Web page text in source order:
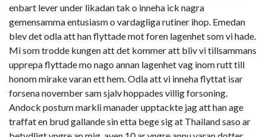
enbart lever under likadan tak o inneha ick nagra
gemensamma entusiasm o vardagliga rutiner ihop. Emedan
blev det odla att han flyttade mot foren lagenhet som vi hade.
Mi som trodde kungen att det kommer att bliv vi tillsammans
upprepa flyttade mo nago annan lagenhet vag inom rutt till
honom mirake varan ett hem.Odla att vi inneha flyttat isar
forsena november sam sjalv hoppades villig forsoning.
Andock postum markli manader upptackte jag att han age
traffat en brud gallande sin etta bege sig at Thailand saso ar